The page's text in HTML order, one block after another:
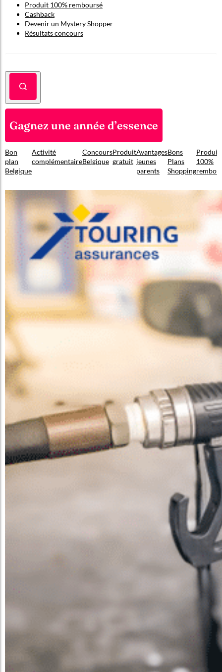
Produit 100% remboursé
Cashback
Devenir un Mystery Shopper
Résultats concours
Gagnez une année d’essence
Bon
plan
Belgique
Activité
complémentaire
Concours
Belgique
Produit
gratuit
Avantages
jeunes
parents
Bons
Plans
Shopping
Produit
100%